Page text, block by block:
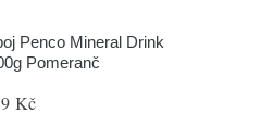
Penco Mineral Drink
Pomeranč
Kč